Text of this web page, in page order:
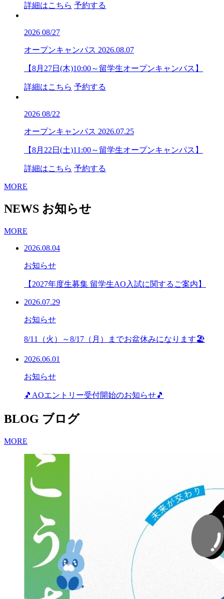
詳細はこちら 予約する
2026 08/27
オープンキャンパス 2026.08.07
【8月27日(木)10:00～留学生オープンキャンパス】
詳細はこちら 予約する
2026 08/22
オープンキャンパス 2026.07.25
【8月22日(土)11:00～留学生オープンキャンパス】
詳細はこちら 予約する
MORE
NEWS お知らせ
MORE
2026.08.04
お知らせ
【2027年度生募集 留学生AO入試に関するご案内】
2026.07.29
お知らせ
8/11（火）～8/17（月）までお盆休みになります🏖
2026.06.01
お知らせ
🎵AOエントリー受付開始のお知らせ🎵
BLOG ブログ
MORE